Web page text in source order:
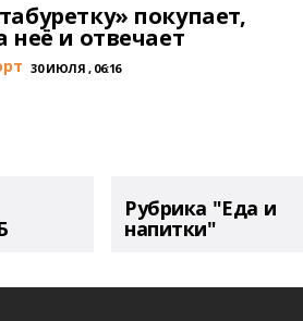
покупает,
неё и отвечает
30 ИЮЛЯ , 06:16
Рубрика "Еда и
напитки"